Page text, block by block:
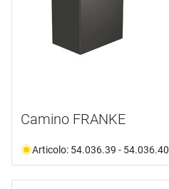
Camino FRANKE
Articolo: 54.036.39 - 54.036.40